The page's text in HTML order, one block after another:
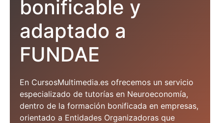
bonificable y
adaptado a
FUNDAE
En CursosMultimedia.es ofrecemos un servicio
especializado de tutorías en Neuroeconomía,
dentro de la formación bonificada en empresas,
orientado a Entidades Organizadoras que